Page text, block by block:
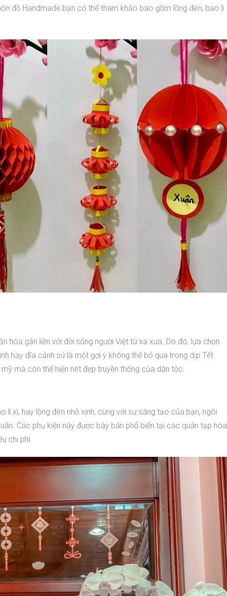
đồ Handmade bạn có thể tham khảo bao gồm lồng đèn, bao lì
hóa gắn liền với đời sống người Việt từ xa xưa. Do đó, lựa chọn
hay dĩa cảnh sứ là một gợi ý không thể bỏ qua trong dịp Tết
mà còn thể hiện nét đẹp truyền thống của dân tộc.
lì xì, hay lồng đèn nhỏ xinh, cùng với sự sáng tạo của bạn, ngôi
Các phụ kiện này được bày bán phổ biến tại các quán tạp hóa
chi phí.